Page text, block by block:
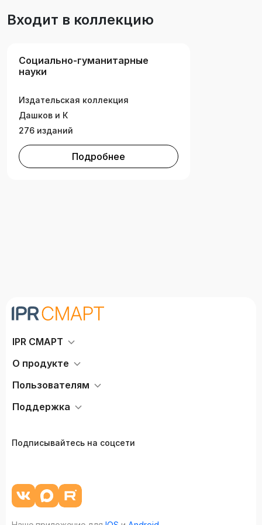
базируются на квантах предмыслия,
читателей, искренне ищущих смысла жизни.
Входит в коллекцию
Социально-гуманитарные
науки
Издательская коллекция
Дашков и К
276 изданий
Подробнее
IPR СМАРТ
О продукте
Пользователям
Поддержка
Подписывайтесь на соцсети